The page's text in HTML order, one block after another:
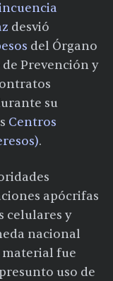
desvió
del Órgano
Prevención y
su
Centros
.
apócrifas
celulares y
nacional
material fue
uso de